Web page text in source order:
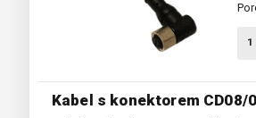
Kabel s konektorem CD08/